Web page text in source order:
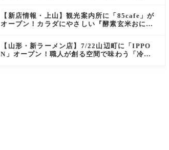
【新店情報・上山】観光案内所に「85cafe」が
オープン！カラダにやさしい『酵素玄米おにぎ
【山形・新ラーメン店】7/22山辺町に「IPPO
N」オープン！職人が創る空間で味わう「冷た